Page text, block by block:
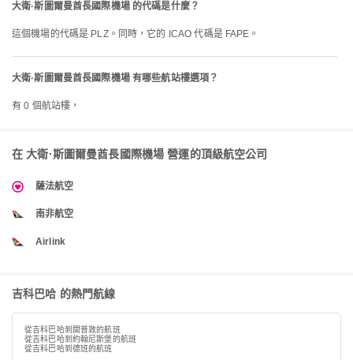
大衛·斯圖爾曼酋長國際機場 的代碼是什麼？
這個機場的代碼是 PLZ。同時，它的 ICAO 代碼是 FAPE。
大衛·斯圖爾曼酋長國際機場 有哪些航站樓選項？
有 0 個航站樓，
在 大衛·斯圖爾曼酋長國際機場 營運的頂級航空公司
薩法航空
南非航空
Airlink
吉科巴哈 的熱門航線
從吉科巴哈到開普敦的航班
從吉科巴哈到約翰尼斯堡的航班
從吉科巴哈到德班的航班